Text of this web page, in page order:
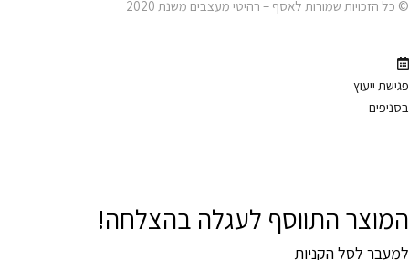
© כל הזכויות שמורות לאסף – רהיטי מעצבים משנת 2020
פגישת ייעוץ
בסניפים
המוצר התווסף לעגלה בהצלחה!
למעבר לסל הקניות